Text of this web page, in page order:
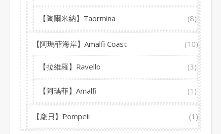
【陶爾米納】Taormina (8)
【阿瑪菲海岸】Amalfi Coast (10)
【拉維羅】Ravello (3)
【阿瑪菲】Amalfi (1)
【龐貝】Pompeii (1)